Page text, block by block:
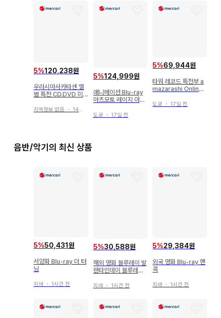
5%120,238원
우라시마사카타센 앨
범 특전 CD.DVD 미
낱개 판매 가능
지역정보 없음 ・ 14일 전
5%124,999원
애니메이션 Blu-ray
마츠모토 레이지 야마
3199 특별 한정판 2
도쿄 ・ 17일 전
5%69,944원
타워 레코드 특전부 a
mazarashi Online
행
도쿄 ・ 17일 전
음반/악기의 최신 상품
5%50,431원
서양화 Blu-ray 더 터
닝
지바 ・ 1시간 전
5%30,588원
해외 영화 블루레이 발
렌타인데이 블루레이
지바・ 1시간 전
5%29,384원
외국 영화 Blu-ray 핸
콕
지바 ・ 1시간 전